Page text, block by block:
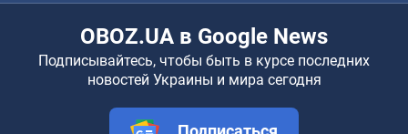
OBOZ.UA в Google News
Подписывайтесь, чтобы быть в курсе последних
новостей Украины и мира сегодня